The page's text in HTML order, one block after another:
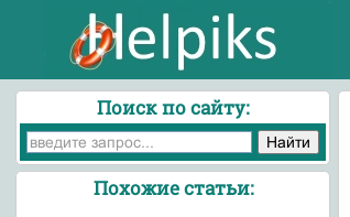
Поиск по сайту:
Похожие статьи: